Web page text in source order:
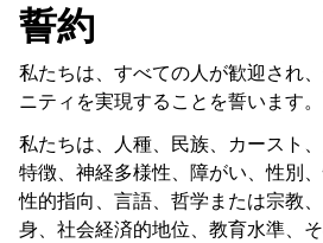
誓約
私たちは、すべての人が歓迎され
ニティを実現することを誓います。
私たちは、人種、民族、カースト
特徴、神経多様性、障がい、性別
性的指向、言語、哲学または宗教
身、社会経済的地位、教育水準、